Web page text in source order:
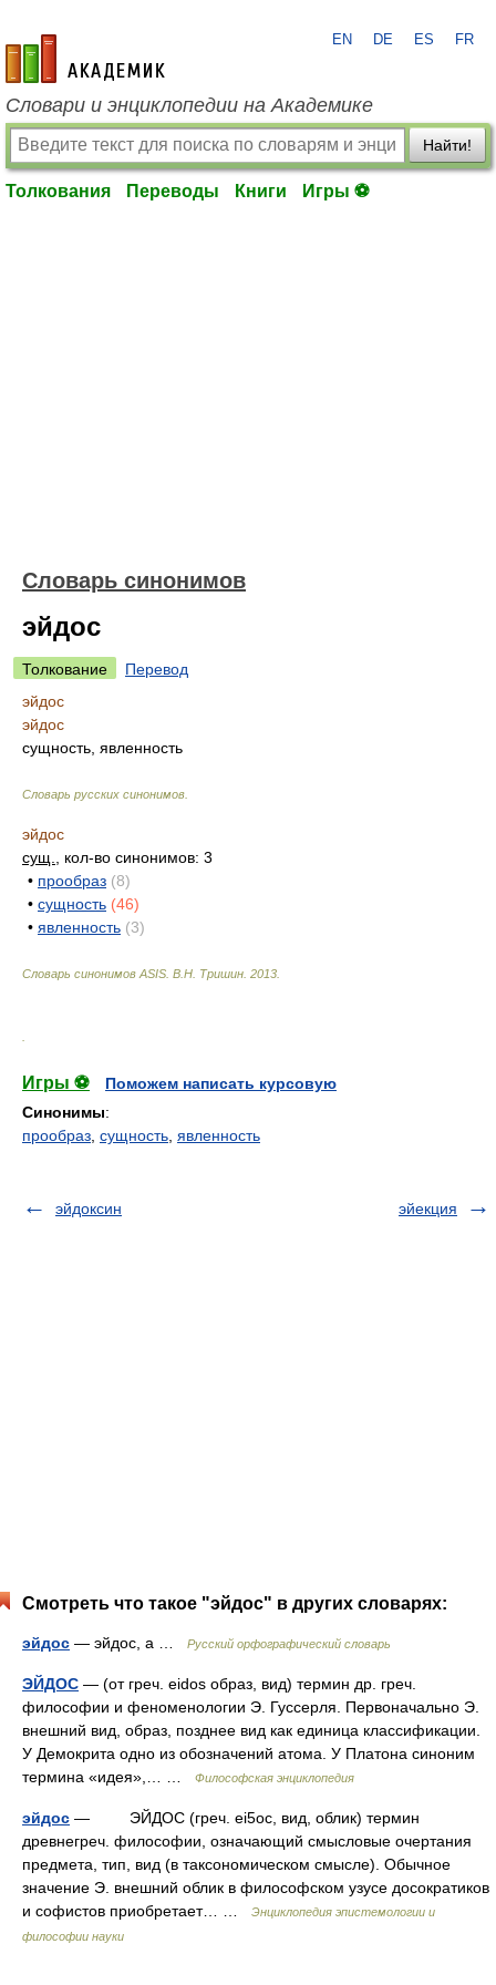
academic.ru
EN DE ES FR
Словари и энциклопедии на Академике
Найти!
Толкования Переводы Книги Игры ⚽
Словарь синонимов
эйдос
Толкование
Перевод
эйдос
эйдос
сущность, явленность
Словарь русских синонимов
эйдос
сущ.
, кол-во синонимов: 3
• прообраз (8)
• сущность (46)
• явленность (3)
Словарь синонимов ASIS. В.Н. Тришин 2013
Игры ⚽
Поможем написать курсовую
Синонимы:
прообраз сущность явленность
эйдоксин эйекция
Смотреть что такое "эйдос" в других словарях:
эйдос — эйдос, а … Русский орфографический словарь
ЭЙДОС — (от греч. eidos образ, вид) термин др. греч.
философии и феноменологии Э. Гуссерля. Первоначально Э.
внешний вид, образ, позднее вид как единица классификации.
У Демокрита одно из обозначений атома. У Платона синоним
термина «идея»,… …
Философская энциклопедия
эйдос — ЭЙДОС (греч. ei5oc, вид, облик) термин
древнегреч. философии, означающий смысловые очертания
предмета, тип, вид (в таксономическом смысле). Обычное
значение Э. внешний облик в философском узусе досократиков
и софистов приобретает… …
Энциклопедия эпистемологии и
философии науки